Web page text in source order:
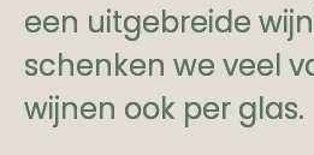
een uitgebreide
schenken we veel
wijnen ook per glas.